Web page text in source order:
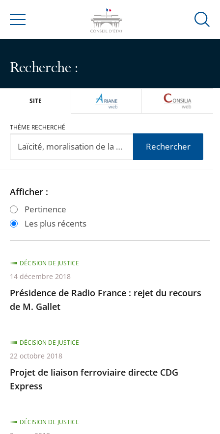
Menu
Ouvrir
Recherche :
SITE ARIANEWEB
THÈME RECHERCHÉ
Rechercher
Passer
les
filtres
après
Passer
les
filtres
avant
Afficher :
Pertinence
Les plus récents
Présidence de Radio France : rejet du recours
de M. Gallet
DÉCISION DE JUSTICE
14 décembre 2018
Projet de liaison ferroviaire directe CDG
Express
DÉCISION DE JUSTICE
22 octobre 2018
DÉCISION DE JUSTICE